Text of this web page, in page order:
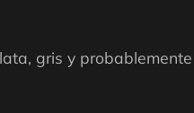
gris y